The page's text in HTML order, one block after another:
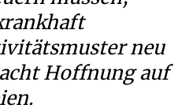
neu
Hoffnung auf